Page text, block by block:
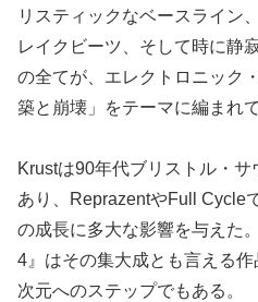
リスティックなベースライン
レイクビーツ、そして時に静
の全てが、エレクトロニック
築と崩壊」をテーマに編まれて
Krustは90年代ブリストル・
あり、ReprazentやFull Cycle
の成長に多大な影響を与えた
4』はその集大成とも言える
次元へのステップでもある。